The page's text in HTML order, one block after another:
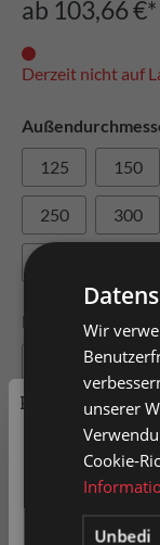
ab 103,66 €*
Derzeit nicht auf
125
150
250 300
Innendurchmesser
100
190
370
Privatkunden
werden.
Wir
unserer
Cookie-
Unbedi